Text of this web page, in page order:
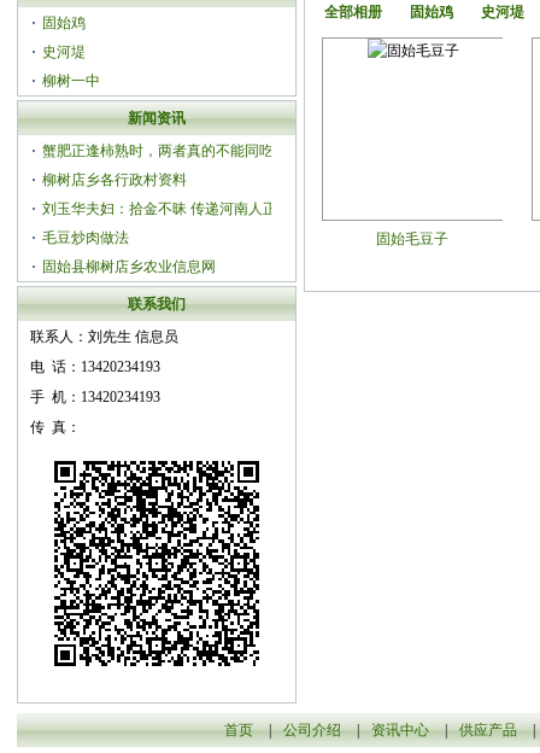
固始鸡
史河堤
柳树一中
新闻资讯
蟹肥正逢柿熟时，两者真的不能同吃
吗？柳树店乡各行政村资料
刘玉华夫妇：拾金不昧 传递河南人正能
毛豆炒肉做法
固始县柳树店乡农业信息网
联系我们
联系人：刘先生 信息员
电 话：13420234193
手 机：13420234193
传 真：
全部相册
固始鸡 史河堤
固始毛豆子
首页 | 公司介绍 | 资讯中心 | 供应产品
|